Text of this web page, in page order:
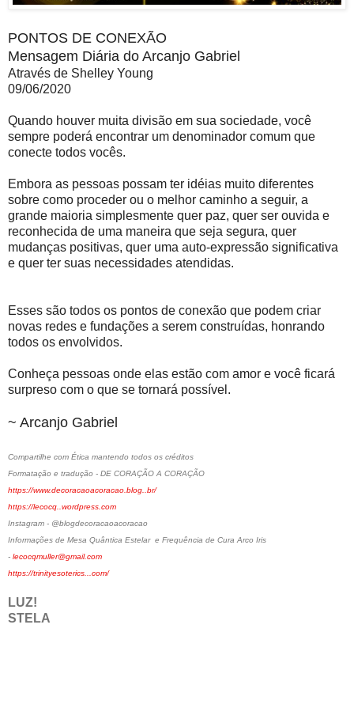
PONTOS DE CONEXÃO
Mensagem Diária do Arcanjo Gabriel
Através de Shelley Young
09/06/2020
Quando houver muita divisão em sua sociedade, você
sempre poderá encontrar um denominador comum que
conecte todos vocês.
Embora as pessoas possam ter idéias muito diferentes
sobre como proceder ou o melhor caminho a seguir, a
grande maioria simplesmente quer paz, quer ser ouvida e
reconhecida de uma maneira que seja segura, quer
mudanças positivas, quer uma auto-expressão significativa
e quer ter suas necessidades atendidas.
Esses são todos os pontos de conexão que podem criar
novas redes e fundações a serem construídas, honrando
todos os envolvidos.
Conheça pessoas onde elas estão com amor e você ficará
surpreso com o que se tornará possível.
~ Arcanjo Gabriel
Compartilhe com Ética mantendo todos os créditos
Formatação e tradução - DE CORAÇÃO A CORAÇÃO
https://www.decoracaoacoracao.blog..br/
https://lecocq..wordpress.com
Instagram - @blogdecoracaoacoracao
Informações de Mesa Quântica Estelar e Frequência de Cura Arco Iris
- lecocqmuller@gmail.com
https://trinityesoterics...com/
LUZ!
STELA